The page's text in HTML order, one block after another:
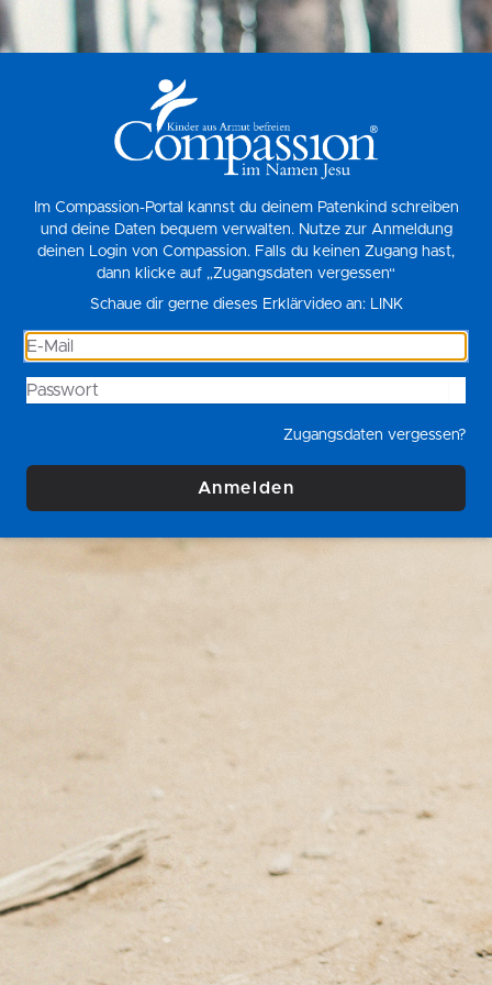
Im Compassion-Portal kannst du deinem Patenkind schreiben
und deine Daten bequem verwalten. Nutze zur Anmeldung
deinen Login von Compassion. Falls du keinen Zugang hast,
dann klicke auf „Zugangsdaten vergessen“
Schaue dir gerne dieses Erklärvideo an: LINK
Zugangsdaten vergessen?
Anmelden